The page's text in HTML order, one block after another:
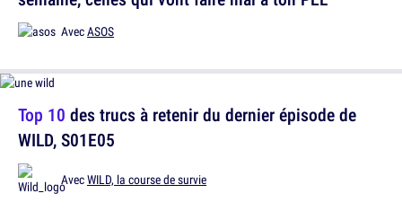
Top 10 des trucs à retenir du dernier épisode de
WILD, S01E05
AvecWILD, la course de survie
AvecASOS